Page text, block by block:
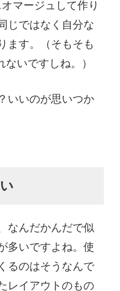
マージュして作り
じではなく自分な
ます。（そもそも
いですしね。）
いいのが思いつか
なんだかんだで似
多いですよね。使
るのはそうなんで
レイアウトのもの